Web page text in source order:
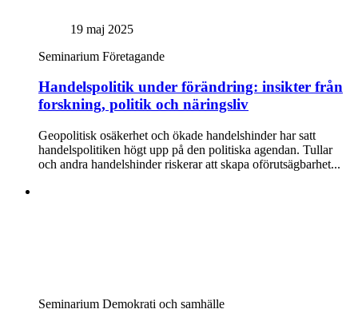
19 maj 2025
Seminarium Företagande
Handelspolitik under förändring: insikter från
forskning, politik och näringsliv
Geopolitisk osäkerhet och ökade handelshinder har satt
handelspolitiken högt upp på den politiska agendan. Tullar
och andra handelshinder riskerar att skapa oförutsägbarhet...
Seminarium Demokrati och samhälle